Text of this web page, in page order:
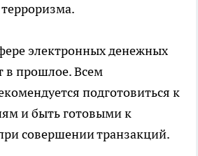
электронных денежных
в прошлое. Всем
подготовиться к
и быть готовыми к
совершении транзакций.